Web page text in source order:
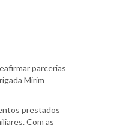
parcerias
Mirim
prestados
Com as